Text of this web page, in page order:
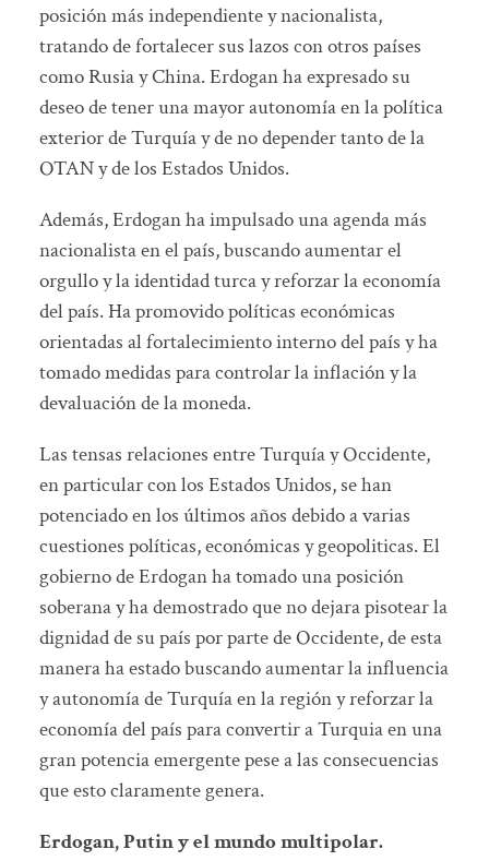
posición más independiente y nacionalista,
tratando de fortalecer sus lazos con otros países
como Rusia y China. Erdogan ha expresado su
deseo de tener una mayor autonomía en la política
exterior de Turquía y de no depender tanto de la
OTAN y de los Estados Unidos.
Además, Erdogan ha impulsado una agenda más
nacionalista en el país, buscando aumentar el
orgullo y la identidad turca y reforzar la economía
del país. Ha promovido políticas económicas
orientadas al fortalecimiento interno del país y ha
tomado medidas para controlar la inflación y la
devaluación de la moneda.
Las tensas relaciones entre Turquía y Occidente,
en particular con los Estados Unidos, se han
potenciado en los últimos años debido a varias
cuestiones políticas, económicas y geopoliticas. El
gobierno de Erdogan ha tomado una posición
soberana y ha demostrado que no dejara pisotear la
dignidad de su país por parte de Occidente, de esta
manera ha estado buscando aumentar la influencia
y autonomía de Turquía en la región y reforzar la
economía del país para convertir a Turquia en una
gran potencia emergente pese a las consecuencias
que esto claramente genera.
Erdogan, Putin y el mundo multipolar.